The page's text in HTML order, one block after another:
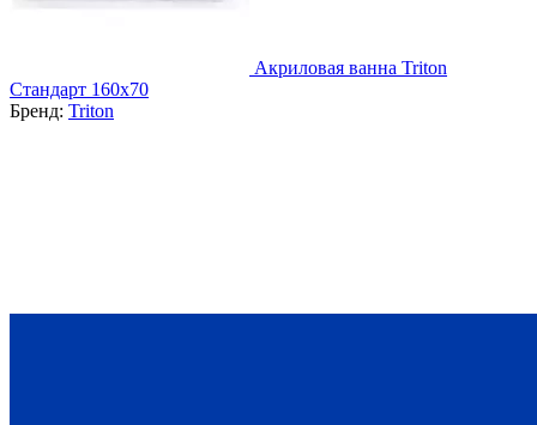
Акриловая ванна Triton
Стандарт 160х70
Бренд: Triton